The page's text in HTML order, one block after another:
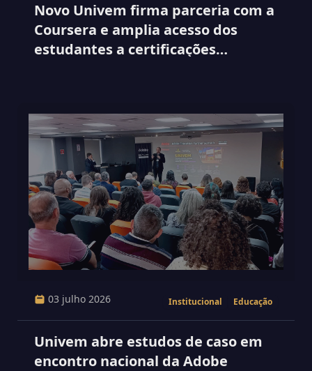
Novo Univem firma parceria com a
Coursera e amplia acesso dos
estudantes a certificações
03 julho 2026 Institucional Educação
Univem abre estudos de caso em
encontro nacional da Adobe